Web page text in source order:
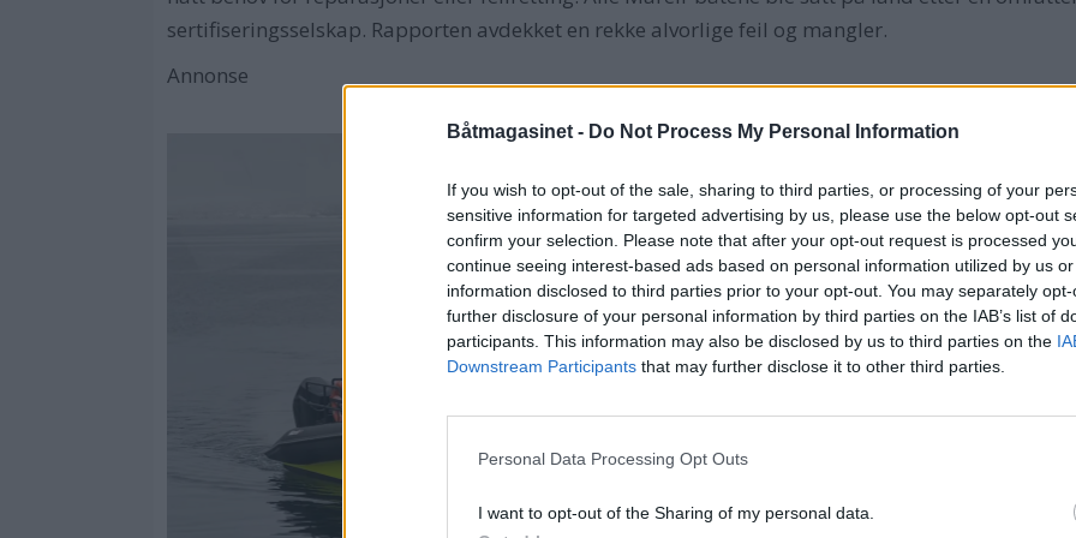
Båtmagasinet - Do Not Process My Personal Information
If you wish to opt-out of the sale, sharing to third parties, or processing of your
sensitive information for targeted advertising by us, please use the below opt-out
confirm your selection. Please note that after your opt-out request is processed
continue seeing interest-based ads based on personal information utilized by us
information disclosed to third parties prior to your opt-out. You may separately
further disclosure of your personal information by third parties on the IAB’s list of
participants. This information may also be disclosed by us to third parties on the
Downstream Participants that may further disclose it to other third parties.
Personal Data Processing Opt Outs
I want to opt-out of the Sharing of my personal data.
sertifiseringsselskap. Rapporten avdekket en rekke alvorlige feil og mangler.
Annonse
600
var